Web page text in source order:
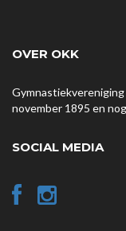
OVER OKK
november 1895 en
SOCIAL MEDIA